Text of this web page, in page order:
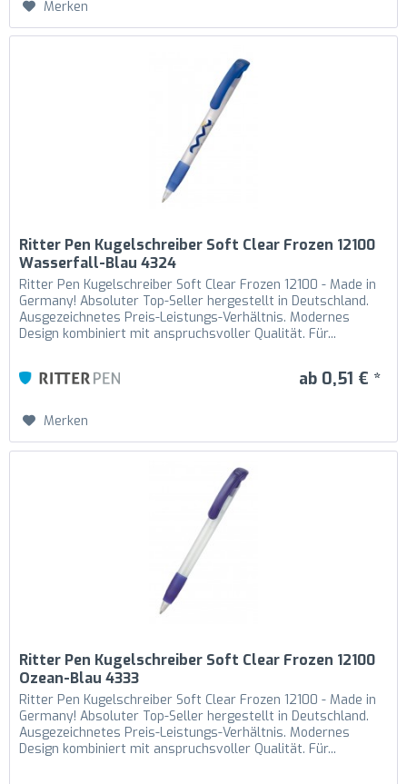
Merken
Ritter Pen Kugelschreiber Soft Clear Frozen 12100
Wasserfall-Blau 4324
Ritter Pen Kugelschreiber Soft Clear Frozen 12100 - Made in
Germany! Absoluter Top-Seller hergestellt in Deutschland.
Ausgezeichnetes Preis-Leistungs-Verhältnis. Modernes
Design kombiniert mit anspruchsvoller Qualität. Für...
ab 0,51 € *
Merken
Ritter Pen Kugelschreiber Soft Clear Frozen 12100
Ozean-Blau 4333
Ritter Pen Kugelschreiber Soft Clear Frozen 12100 - Made in
Germany! Absoluter Top-Seller hergestellt in Deutschland.
Ausgezeichnetes Preis-Leistungs-Verhältnis. Modernes
Design kombiniert mit anspruchsvoller Qualität. Für...